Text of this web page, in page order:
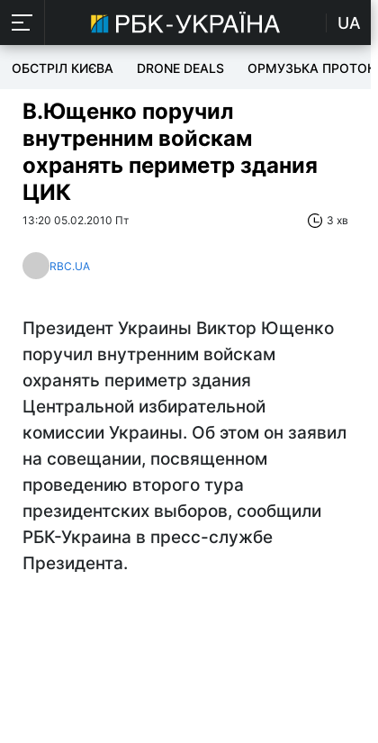
UA
ОБСТРІЛ КИЄВА DRONE DEALS ОРМУЗЬКА ПРОТОКА
В.Ющенко поручил
внутренним войскам
охранять периметр здания
ЦИК
13:20 05.02.2010 Пт 3 хв
RBC.UA
Президент Украины Виктор Ющенко
поручил внутренним войскам
охранять периметр здания
Центральной избирательной
комиссии Украины. Об этом он заявил
на совещании, посвященном
проведению второго тура
президентских выборов, сообщили
РБК-Украина в пресс-службе
Президента.